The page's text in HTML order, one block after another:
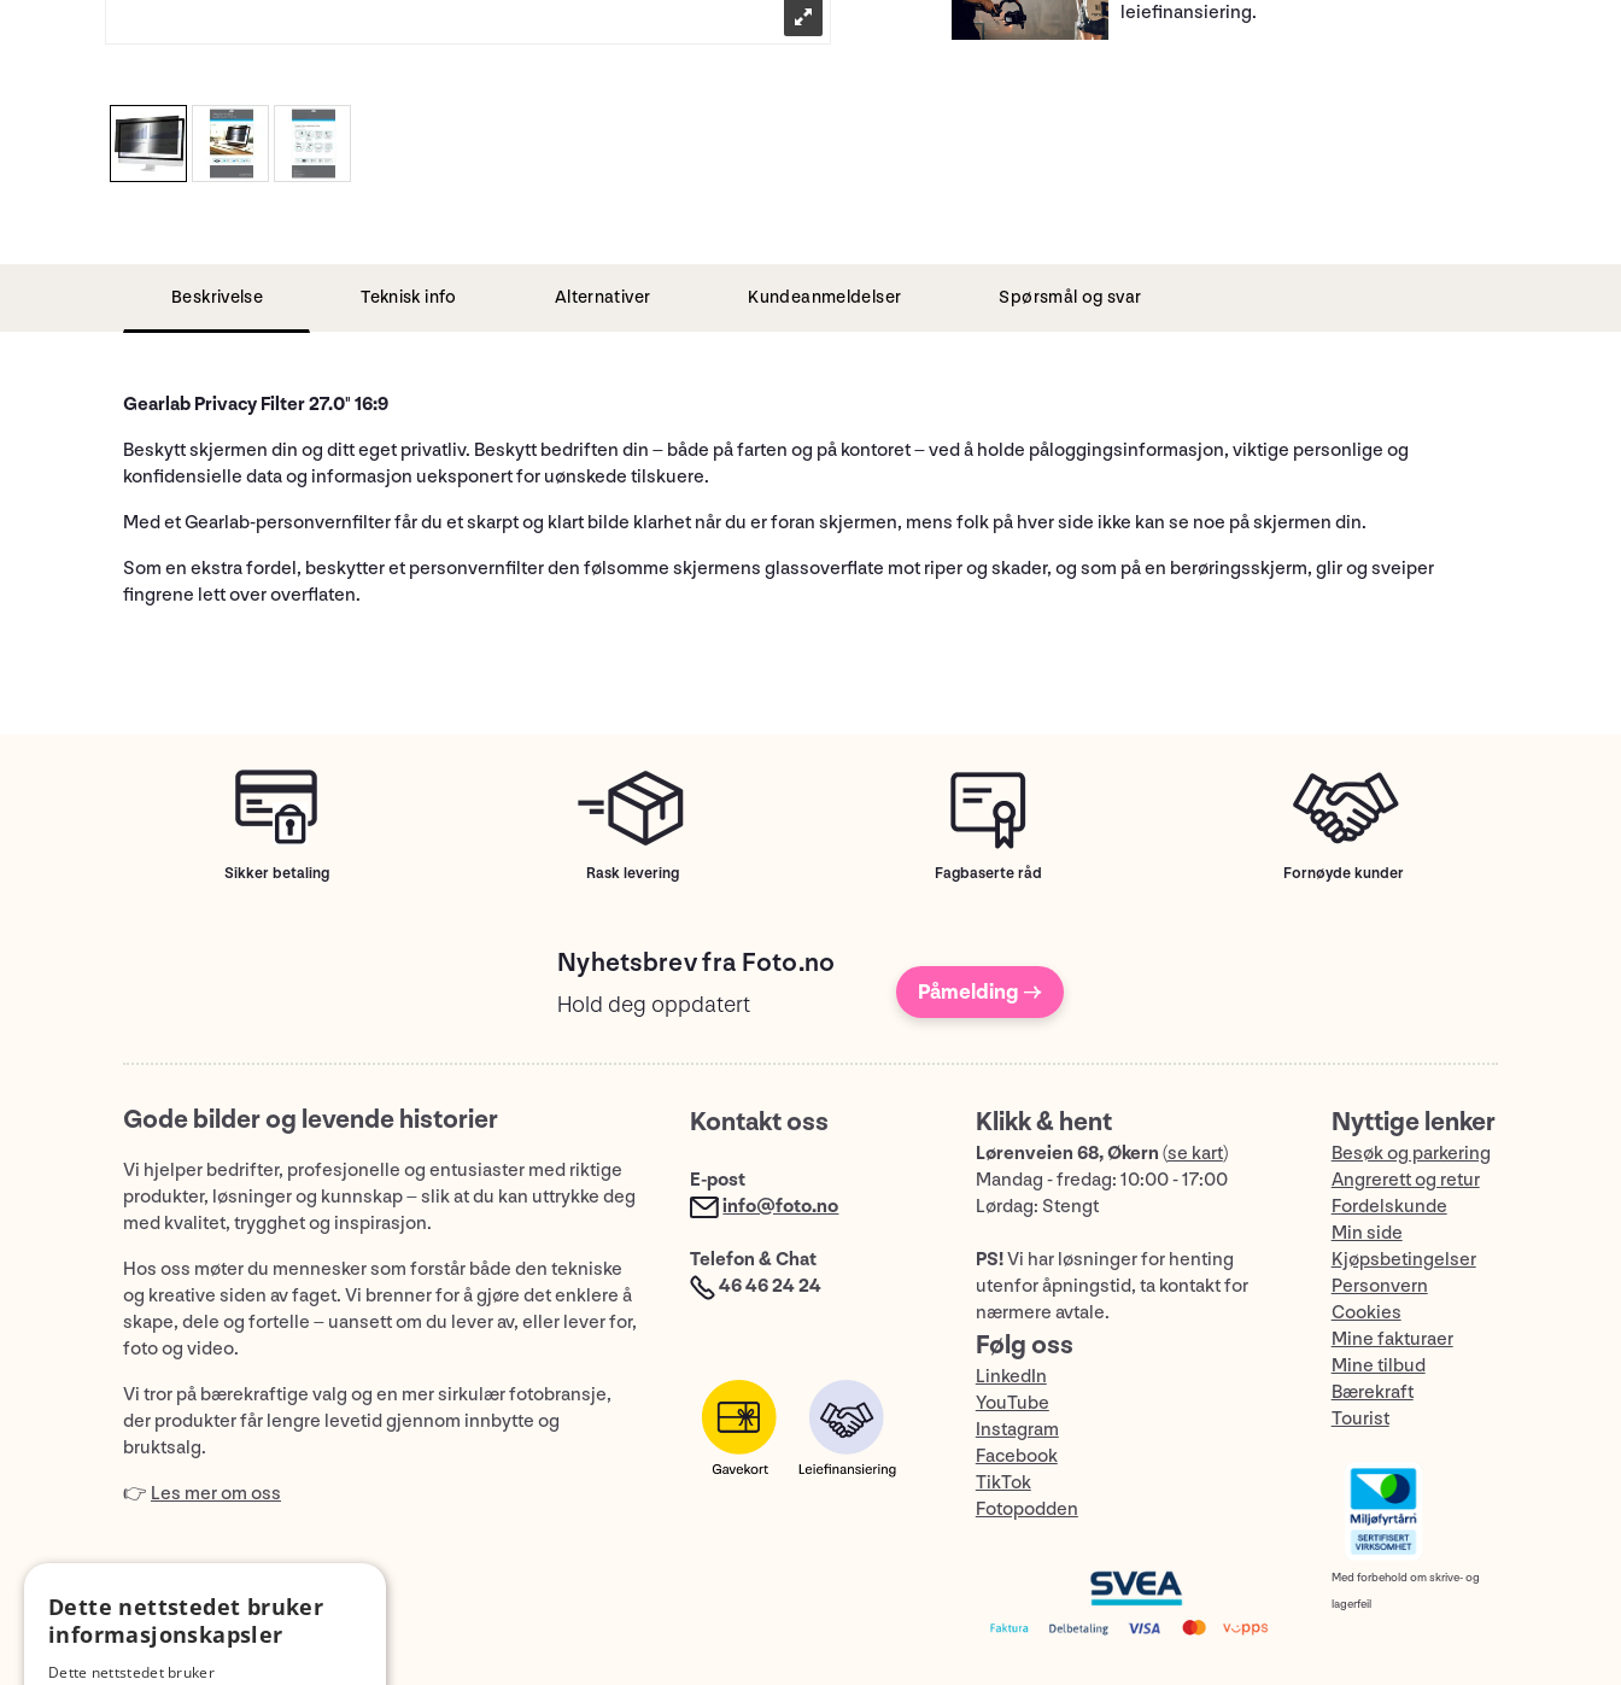
leiefinansiering.
Beskrivelse Teknisk info Alternativer Kundeanmeldelser Spørsmål og svar
Gearlab Privacy Filter 27.0" 16:9
Beskytt skjermen din og ditt eget privatliv. Beskytt bedriften din – både på farten og på kontoret – ved å holde påloggingsinformasjon, viktige personlige og
konfidensielle data og informasjon ueksponert for uønskede tilskuere.
Med et Gearlab-personvernfilter får du et skarpt og klart bilde klarhet når du er foran skjermen, mens folk på hver side ikke kan se noe på skjermen din.
Som en ekstra fordel, beskytter et personvernfilter den følsomme skjermens glassoverflate mot riper og skader, og som på en berøringsskjerm, glir og sveiper
fingrene lett over overflaten.
Sikker betaling Rask levering Fagbaserte råd Fornøyde kunder
Nyhetsbrev fra Foto.no
Hold deg oppdatert Påmelding →
Gode bilder og levende historier
Vi hjelper bedrifter, profesjonelle og entusiaster med riktige
produkter, løsninger og kunnskap – slik at du kan uttrykke deg
med kvalitet, trygghet og inspirasjon.
Hos oss møter du mennesker som forstår både den tekniske
og kreative siden av faget. Vi brenner for å gjøre det enklere å
skape, dele og fortelle – uansett om du lever av, eller lever for,
foto og video.
Vi tror på bærekraftige valg og en mer sirkulær fotobransje,
der produkter får lengre levetid gjennom innbytte og
bruktsalg.
👉 Les mer om oss
Kontakt oss
E-post
info@foto.no
Telefon & Chat
46 46 24 24
Klikk & hent
Lørenveien 68, Økern (se kart)
Mandag - fredag: 10:00 - 17:00
Lørdag: Stengt
PS!Vi har løsninger for henting
utenfor åpningstid, ta kontakt for
nærmere avtale.
Følg oss
LinkedIn
YouTube
Instagram
Facebook
TikTok
Fotopodden
Nyttige lenker
Besøk og parkering
Angrerett og retur
Fordelskunde
Min side
Kjøpsbetingelser
Personvern
Cookies
Mine fakturaer
Mine tilbud
Bærekraft
Tourist
Med forbehold om skrive- og
lagerfeil
Dette nettstedet bruker
informasjonskapsler
Dette nettstedet bruker